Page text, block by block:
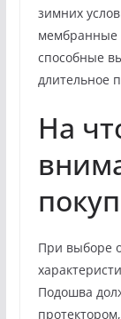
зимних
мембранные
способные
длительное
На
При выборе
Подошва